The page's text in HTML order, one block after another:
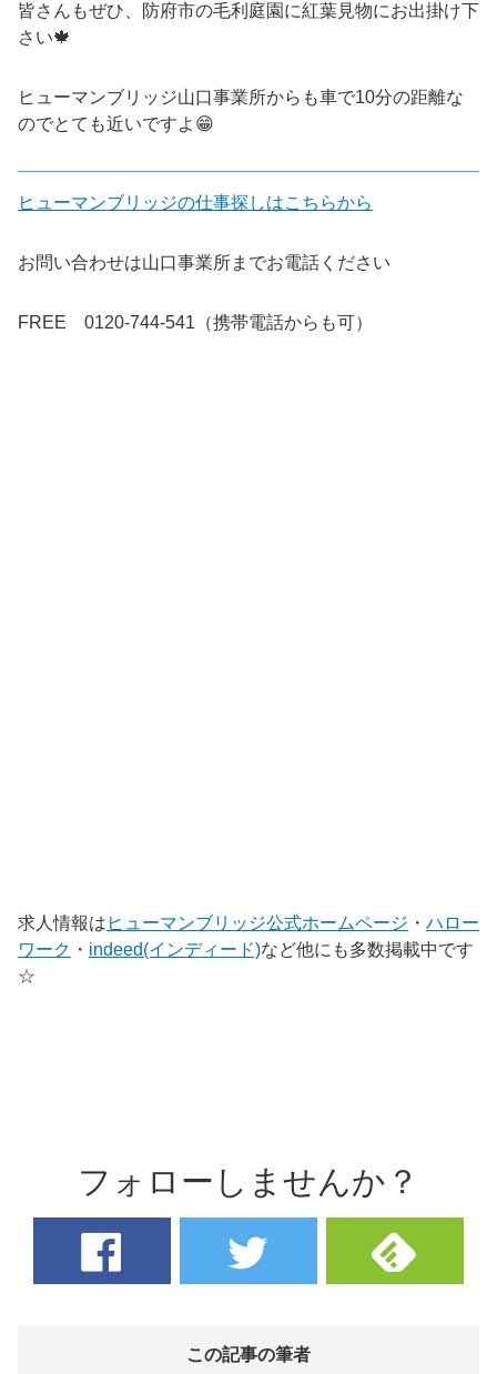
皆さんもぜひ、防府市の毛利庭園に紅葉見物にお出掛け下
さい🍁
ヒューマンブリッジ山口事業所からも車で10分の距離な
のでとても近いですよ😁
ヒューマンブリッジの仕事探しはこちらから
お問い合わせは山口事業所までお電話ください
FREE 0120-744-541（携帯電話からも可）
求人情報は ヒューマンブリッジ公式ホームページ ・ ハロー
ワーク ・ indeed(インディード)など他にも多数掲載中です
☆
フォローしませんか？
この記事の筆者